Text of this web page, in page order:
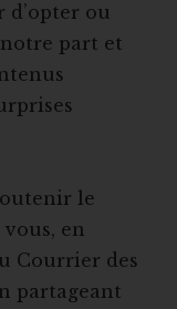
d’opter ou
part et
le
en
Courrier des
partageant